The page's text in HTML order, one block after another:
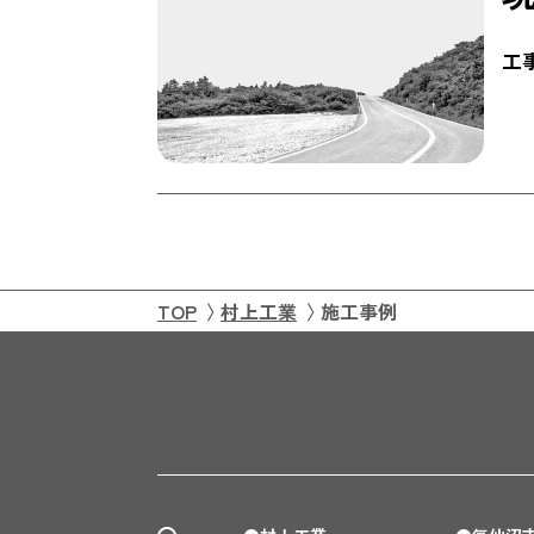
工
TOP 村上工業 施工事例